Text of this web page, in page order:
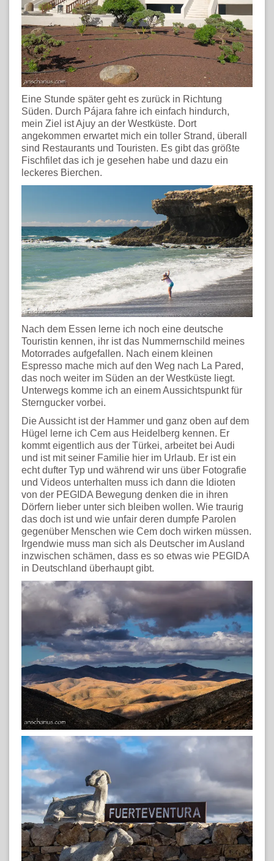
Eine Stunde später geht es zurück in Richtung
Süden. Durch Pájara fahre ich einfach hindurch,
mein Ziel ist Ajuy an der Westküste. Dort
angekommen erwartet mich ein toller Strand, überall
sind Restaurants und Touristen. Es gibt das größte
Fischfilet das ich je gesehen habe und dazu ein
leckeres Bierchen.
Nach dem Essen lerne ich noch eine deutsche
Touristin kennen, ihr ist das Nummernschild meines
Motorrades aufgefallen. Nach einem kleinen
Espresso mache mich auf den Weg nach La Pared,
das noch weiter im Süden an der Westküste liegt.
Unterwegs komme ich an einem Aussichtspunkt für
Sterngucker vorbei.
Die Aussicht ist der Hammer und ganz oben auf dem
Hügel lerne ich Cem aus Heidelberg kennen. Er
kommt eigentlich aus der Türkei, arbeitet bei Audi
und ist mit seiner Familie hier im Urlaub. Er ist ein
echt dufter Typ und während wir uns über Fotografie
und Videos unterhalten muss ich dann die Idioten
von der PEGIDA Bewegung denken die in ihren
Dörfern lieber unter sich bleiben wollen. Wie traurig
das doch ist und wie unfair deren dumpfe Parolen
gegenüber Menschen wie Cem doch wirken müssen.
Irgendwie muss man sich als Deutscher im Ausland
inzwischen schämen, dass es so etwas wie PEGIDA
in Deutschland überhaupt gibt.